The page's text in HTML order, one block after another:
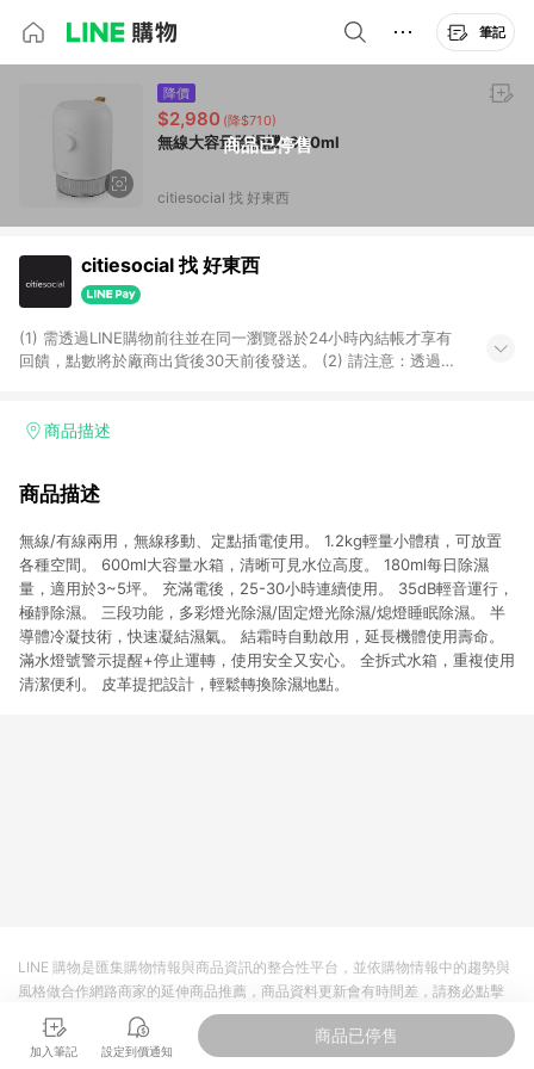
筆記
商品已停售
降價
$2,980 (降$710)
無線大容量除濕機-600ml
citiesocial 找 好東西
citiesocial 找 好東西
(1) 需透過LINE購物前往並在同一瀏覽器於24小時內結帳才享有
回饋，點數將於廠商出貨後30天前後發送。 (2) 請注意：透過
商品描述
商品描述
無線/有線兩用，無線移動、定點插電使用。 1.2kg輕量小體積，可放置
各種空間。 600ml大容量水箱，清晰可見水位高度。 180ml每日除濕
量，適用於3~5坪。 充滿電後，25-30小時連續使用。 35dB輕音運行，
極靜除濕。 三段功能，多彩燈光除濕/固定燈光除濕/熄燈睡眠除濕。 半
導體冷凝技術，快速凝結濕氣。 結霜時自動啟用，延長機體使用壽命。
滿水燈號警示提醒+停止運轉，使用安全又安心。 全拆式水箱，重複使用
清潔便利。 皮革提把設計，輕鬆轉換除濕地點。
加入筆記 設定到價通知
商品已停售
LINE 購物是匯集購物情報與商品資訊的整合性平台，並依購物情報中的趨勢與
風格做合作網路商家的延伸商品推薦，商品資料更新會有時間差，請務必點擊
商品至各合作網路商家，確認現售價與購物條件，一切資訊以合作廠商網頁為
準。